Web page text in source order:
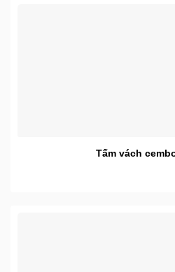
Tấm vách